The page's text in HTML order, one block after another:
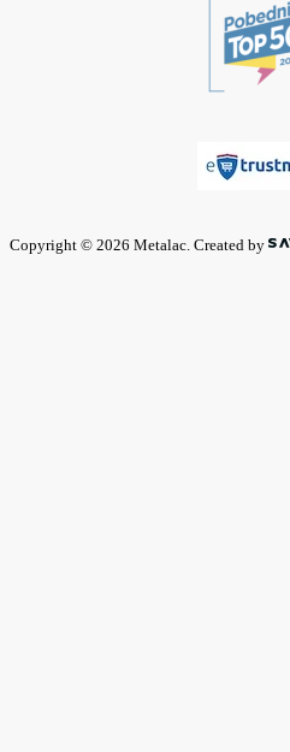
Copyright © 2026 Metalac. Created by